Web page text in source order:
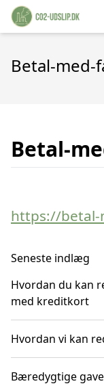
Betal-med-
Betal-
https://
Seneste indlæg
Hvordan du kan
med kreditkort
Hvordan vi kan
Bæredygtige